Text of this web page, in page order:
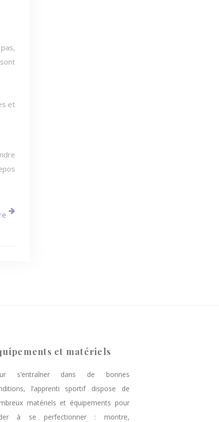
et
et matériels
s’entraîner dans de bonnes
l’apprenti sportif dispose de
matériels et équipements pour
à se perfectionner : montre,